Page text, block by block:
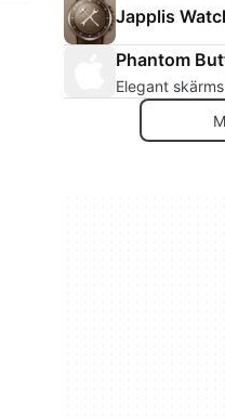
Japplis
Phantom
Elegant